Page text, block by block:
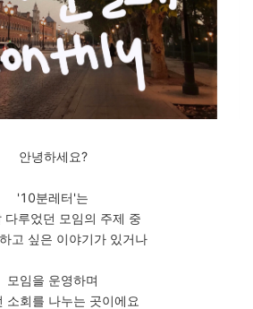
안녕하세요?
'10분레터'는
다루었던 모임의 주제 중
고 싶은 이야기가 있거나
모임을 운영하며
소회를 나누는 곳이에요